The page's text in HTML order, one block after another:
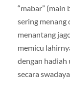
“mabar” (main
sering menang
menantang
memicu
dengan hadiah
secara swadaya.